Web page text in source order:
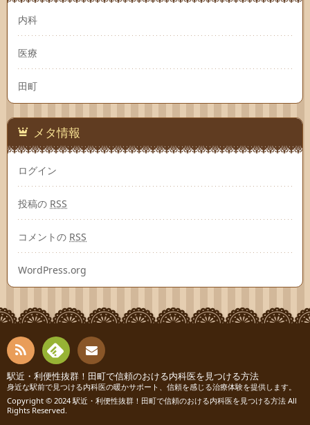
内科
医療
田町
メタ情報
ログイン
投稿の RSS
コメントの RSS
WordPress.org
RSS
Fee
dly
お問
い合
駅近・利便性抜群！田町で信頼のおける内科医を見つける方法
身近な駅前で見つける内科医の暖かサポート、信頼を感じる治療体験を提供します。
Copyright © 2024駅近・利便性抜群！田町で信頼のおける内科医を見つける方法 All
Rights Reserved.